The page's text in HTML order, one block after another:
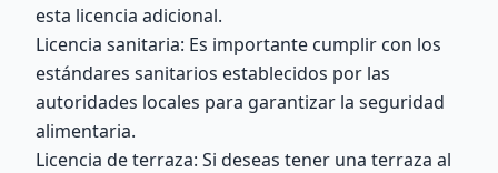
esta licencia adicional.
Licencia sanitaria: Es importante cumplir con los
estándares sanitarios establecidos por las
autoridades locales para garantizar la seguridad
alimentaria.
Licencia de terraza: Si deseas tener una terraza al